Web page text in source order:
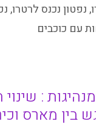
,נפטון נכנס לרטרו,
עם כוכבים
: שינוי
בין מארס